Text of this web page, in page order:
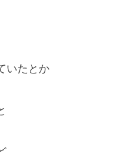
いたとか